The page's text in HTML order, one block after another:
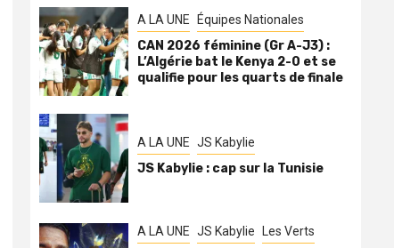
A LA UNE Équipes Nationales
CAN 2026 féminine (Gr A-J3) :
L’Algérie bat le Kenya 2-0 et se
qualifie pour les quarts de finale
A LA UNE JS Kabylie
JS Kabylie : cap sur la Tunisie
A LA UNE JS Kabylie
Les Verts